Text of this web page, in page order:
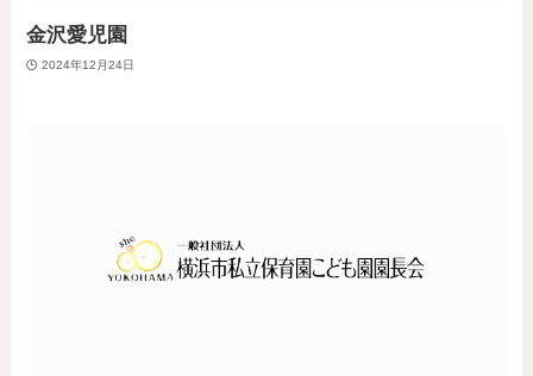
金沢愛児園
2024年12月24日